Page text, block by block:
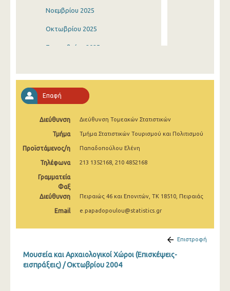
Νοεμβρίου 2025
Οκτωβρίου 2025
Σεπτεμβρίου 2025
Ιουνίου 2025
Μαΐου 2025
Απριλίου 2025
Μαρτίου 2025
Φεβρουαρίου 2025
Ιανουαρίου 2025
Δεκεμβρίου 2024
Οκτωβρίου 2024
Σεπτεμβρίου 2024
Επαφή
Διεύθυνση Διεύθυνση Τομεακών Στατιστικών
Τμήμα Τμήμα Στατιστικών Τουρισμού και Πολιτισμού
Προϊστάμενος/η Παπαδοπούλου Ελένη
Τηλέφωνα 213 1352168, 210 4852168
Γραμματεία
Φαξ
Διεύθυνση
Πειραιώς 46 και Επονιτών, ΤΚ 18510, Πειραιάς
Email e.papadopoulou@statistics.gr
Επιστροφή
Μουσεία και Αρχαιολογικοί Χώροι (Επισκέψεις-
εισπράξεις) / Οκτωβρίου 2004